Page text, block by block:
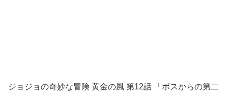
ジョジョの奇妙な冒険 黄金の風 第12話 「ボスからの第二